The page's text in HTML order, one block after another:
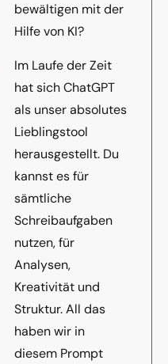
bewältigen mit der
Hilfe von KI?
Im Laufe der Zeit
hat sich ChatGPT
als unser absolutes
Lieblingstool
herausgestellt. Du
kannst es für
sämtliche
Schreibaufgaben
nutzen, für
Analysen,
Kreativität und
Struktur. All das
haben wir in
diesem Prompt